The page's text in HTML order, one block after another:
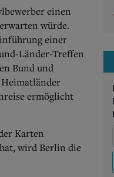
einen
würde.
einer
Länder-Treffen
Bund und
ermöglicht
Karten
wird Berlin die